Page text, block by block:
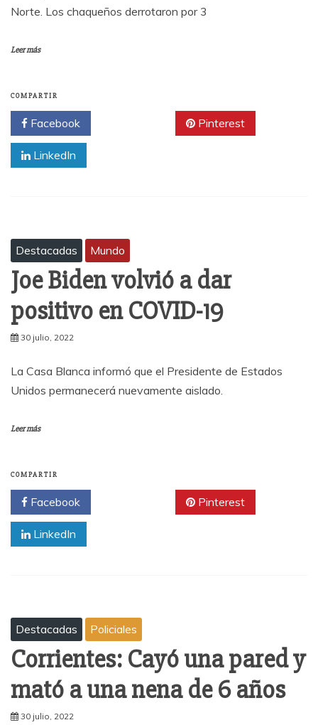
Norte. Los chaqueños derrotaron por 3
Leer más
COMPARTIR
Facebook Pinterest
LinkedIn
Destacadas Mundo
Joe Biden volvió a dar
positivo en COVID-19
30 julio, 2022
La Casa Blanca informó que el Presidente de Estados
Unidos permanecerá nuevamente aislado.
Leer más
COMPARTIR
Facebook Pinterest
LinkedIn
Destacadas Policiales
Corrientes: Cayó una pared y
mató a una nena de 6 años
30 julio, 2022